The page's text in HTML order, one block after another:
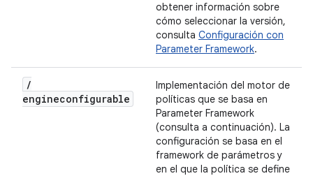
obtener información sobre
cómo seleccionar la versión,
consulta Configuración con
Parameter Framework.
/
engineconfigurable
Implementación del motor de
políticas que se basa en
Parameter Framework
(consulta a continuación). La
configuración se basa en el
framework de parámetros y
en el que la política se define